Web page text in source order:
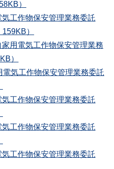
）
工作物保安管理業務委託
）
用電気工作物保安管理業務
）
気工作物保安管理業務委託
工作物保安管理業務委託
工作物保安管理業務委託
工作物保安管理業務委託